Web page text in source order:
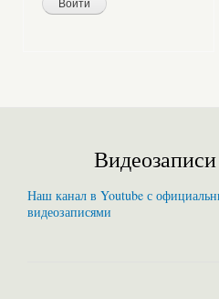
Видеозаписи
Наш канал в Youtube с
видеозаписями